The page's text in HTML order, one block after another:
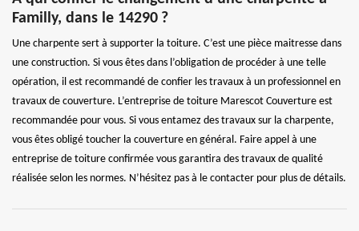
Familly, dans le 14290 ?
Une charpente sert à supporter la toiture. C’est une pièce maitresse dans
une construction. Si vous êtes dans l’obligation de procéder à une telle
opération, il est recommandé de confier les travaux à un professionnel en
travaux de couverture. L’entreprise de toiture Marescot Couverture est
recommandée pour vous. Si vous entamez des travaux sur la charpente,
vous êtes obligé toucher la couverture en général. Faire appel à une
entreprise de toiture confirmée vous garantira des travaux de qualité
réalisée selon les normes. N’hésitez pas à le contacter pour plus de détails.